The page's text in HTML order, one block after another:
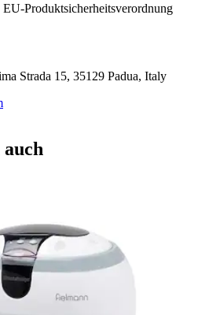
EU-Produktsicherheitsverordnung
Strada 15, 35129 Padua, Italy